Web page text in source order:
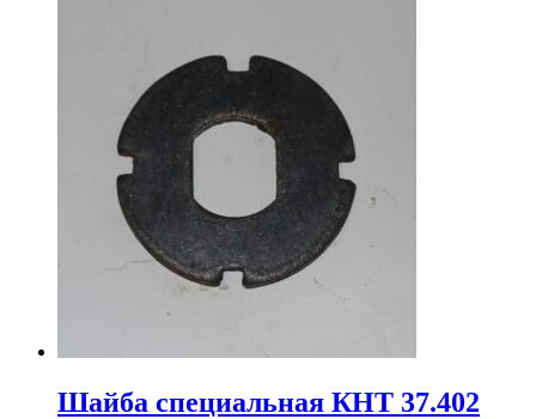
Шайба специальная КНТ 37.402